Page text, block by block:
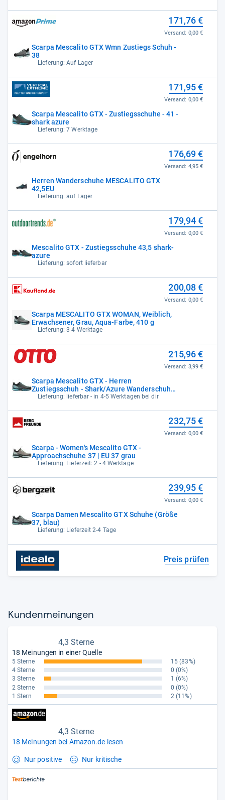
Scarpa Mescalito GTX Wmn Zustiegs Schuh -
38
Lieferung: Auf Lager
171,76 €
Versand: 0,00 €
Scarpa Mescalito GTX - Zustiegsschuhe - 41 -
shark azure
Lieferung: 7 Werktage
171,95 €
Versand: 0,00 €
Herren Wanderschuhe MESCALITO GTX
42,5EU
Lieferung: auf Lager
176,69 €
Versand: 4,95 €
Mescalito GTX - Zustiegsschuhe 43,5 shark-
azure
Lieferung: sofort lieferbar
179,94 €
Versand: 0,00 €
Scarpa MESCALITO GTX WOMAN, Weiblich,
Erwachsener, Grau, Aqua-Farbe, 410 g
Lieferung: 3-4 Werktage
200,08 €
Versand: 0,00 €
Scarpa Mescalito GTX - Herren
Zustiegsschuh - Shark/Azure Wanderschuh
41 EU
Lieferung: lieferbar - in 4-5 Werktagen bei dir
215,96 €
Versand: 3,99 €
Scarpa - Women's Mescalito GTX -
Approachschuhe 37 | EU 37 grau
Lieferung: Lieferzeit: 2 - 4 Werktage
232,75 €
Versand: 0,00 €
Scarpa Damen Mescalito GTX Schuhe (Größe
37, blau)
Lieferung: Lieferzeit 2-4 Tage
239,95 €
Versand: 0,00 €
Preis prüfen
Kun­den­mei­nun­gen
4,3 Sterne
18 Meinungen in einer Quelle
5 Sterne 15 (83%)
4 Sterne
0 (0%)
3 Sterne
1 (6%)
2 Sterne
0 (0%)
1 Stern
2 (11%)
4,3 Sterne
18 Meinungen bei Amazon.de lesen
Nur positive Nur kritische